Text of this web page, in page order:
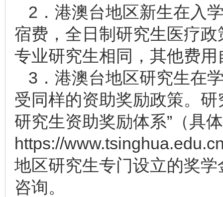
2．港澳台地区新生在入
宿费，全日制研究生医疗
专业研究生相同，其他费用
3．港澳台地区研究生在
受同样的资助奖励政策。
研究生资助奖励体系”（具
https://
地区研究生专门设立的奖
咨询。